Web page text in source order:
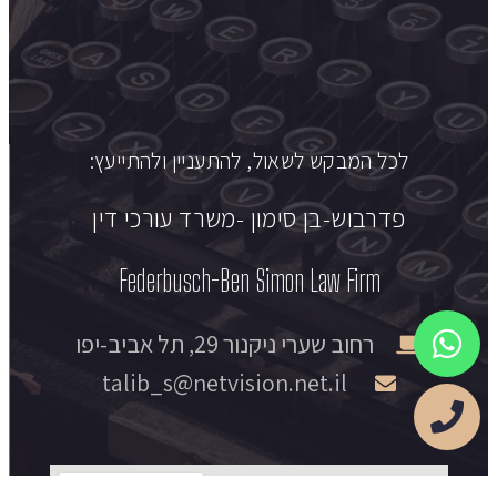
לכל המבקש לשאול, להתעניין ולהתייעץ:
פדרבוש-בן סימון -משרד עורכי דין
Federbusch-Ben Simon Law Firm​
רחוב שערי ניקנור 29, תל אביב-יפו​
talib_s@netvision.net.il